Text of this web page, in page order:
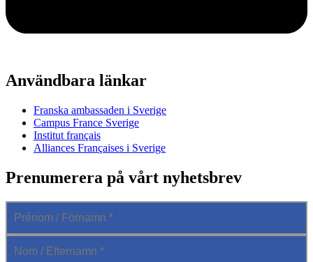
Användbara länkar
Franska ambassaden i Sverige
Campus France Sverige
Institut français
Alliances Françaises i Sverige
Prenumerera på vårt nyhetsbrev